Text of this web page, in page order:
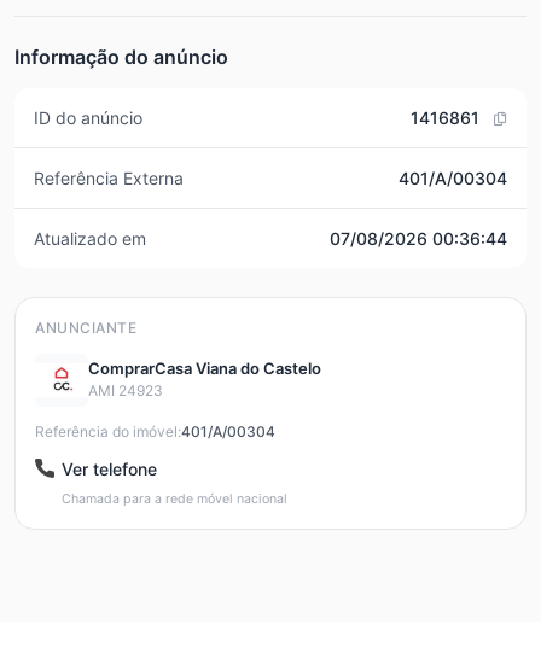
Informação do anúncio
ID do anúncio 1416861
Referência Externa 401/A/00304
Atualizado em 07/08/2026 00:36:44
ANUNCIANTE
ComprarCasa Viana do Castelo
AMI 24923
Referência do imóvel:401/A/00304
Ver telefone
Chamada para a rede móvel nacional